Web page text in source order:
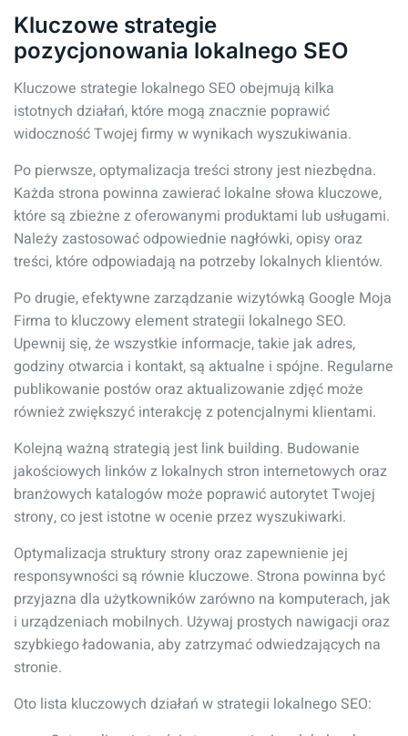
Kluczowe strategie
pozycjonowania lokalnego SEO
Kluczowe strategie lokalnego SEO obejmują kilka
istotnych działań, które mogą znacznie poprawić
widoczność Twojej firmy w wynikach wyszukiwania.
Po pierwsze, optymalizacja treści strony jest niezbędna.
Każda strona powinna zawierać lokalne słowa kluczowe,
które są zbieżne z oferowanymi produktami lub usługami.
Należy zastosować odpowiednie nagłówki, opisy oraz
treści, które odpowiadają na potrzeby lokalnych klientów.
Po drugie, efektywne zarządzanie wizytówką Google Moja
Firma to kluczowy element strategii lokalnego SEO.
Upewnij się, że wszystkie informacje, takie jak adres,
godziny otwarcia i kontakt, są aktualne i spójne. Regularne
publikowanie postów oraz aktualizowanie zdjęć może
również zwiększyć interakcję z potencjalnymi klientami.
Kolejną ważną strategią jest link building. Budowanie
jakościowych linków z lokalnych stron internetowych oraz
branżowych katalogów może poprawić autorytet Twojej
strony, co jest istotne w ocenie przez wyszukiwarki.
Optymalizacja struktury strony oraz zapewnienie jej
responsywności są równie kluczowe. Strona powinna być
przyjazna dla użytkowników zarówno na komputerach, jak
i urządzeniach mobilnych. Używaj prostych nawigacji oraz
szybkiego ładowania, aby zatrzymać odwiedzających na
stronie.
Oto lista kluczowych działań w strategii lokalnego SEO: